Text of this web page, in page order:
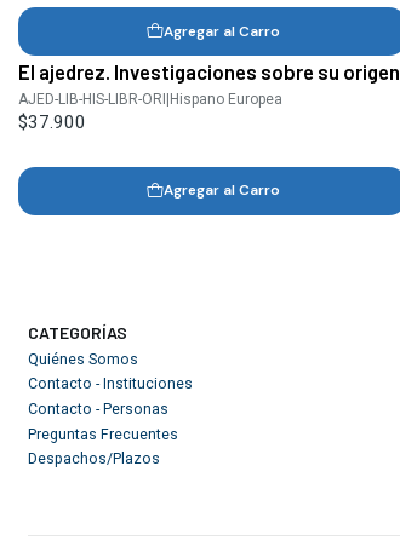
Agregar al Carro
El ajedrez. Investigaciones sobre su origen
AJED-LIB-HIS-LIBR-ORI Hispano Europea
$37.900
Agregar al Carro
CATEGORÍAS
Quiénes Somos
Contacto - Instituciones
Contacto - Personas
Preguntas Frecuentes
Despachos/Plazos